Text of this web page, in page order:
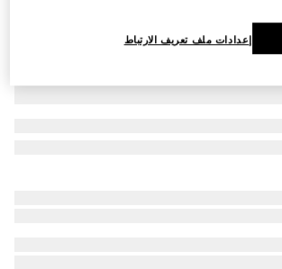
إعدادات ملف تعريف الارتباط